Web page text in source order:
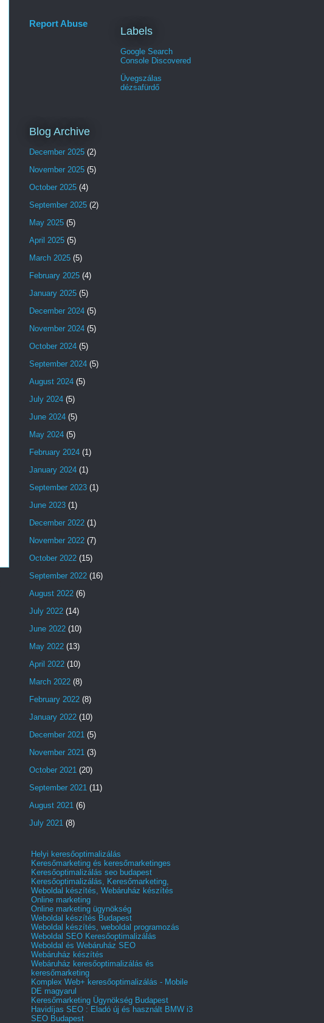
Report Abuse
Labels
Google Search
Console Discovered
Üvegszálas
dézsafürdő
Blog Archive
December 2025 (2)
November 2025 (5)
October 2025 (4)
September 2025 (2)
May 2025 (5)
April 2025 (5)
March 2025 (5)
February 2025 (4)
January 2025 (5)
December 2024 (5)
November 2024 (5)
October 2024 (5)
September 2024 (5)
August 2024 (5)
July 2024 (5)
June 2024 (5)
May 2024 (5)
February 2024 (1)
January 2024 (1)
September 2023 (1)
June 2023 (1)
December 2022 (1)
November 2022 (7)
October 2022 (15)
September 2022 (16)
August 2022 (6)
July 2022 (14)
June 2022 (10)
May 2022 (13)
April 2022 (10)
March 2022 (8)
February 2022 (8)
January 2022 (10)
December 2021 (5)
November 2021 (3)
October 2021 (20)
September 2021 (11)
August 2021 (6)
July 2021 (8)
Helyi keresőoptimalizálás
Keresőmarketing és keresőmarketinges
Keresőoptimalizálás seo budapest
Keresőoptimalizálás, Keresőmarketing,
Weboldal készítés, Webáruház készítés
Online marketing
Online marketing ügynökség
Weboldal készítés Budapest
Weboldal készítés, weboldal programozás
Weboldal SEO Keresőoptimalizálás
Weboldal és Webáruház SEO
Webáruház készítés
Webáruház keresőoptimalizálás és
keresőmarketing
Komplex Web+ keresőoptimalizálás - Mobile
DE magyarul
Keresőmarketing Ügynökség Budapest
Havidíjas SEO : Eladó új és használt BMW i3
SEO Budapest